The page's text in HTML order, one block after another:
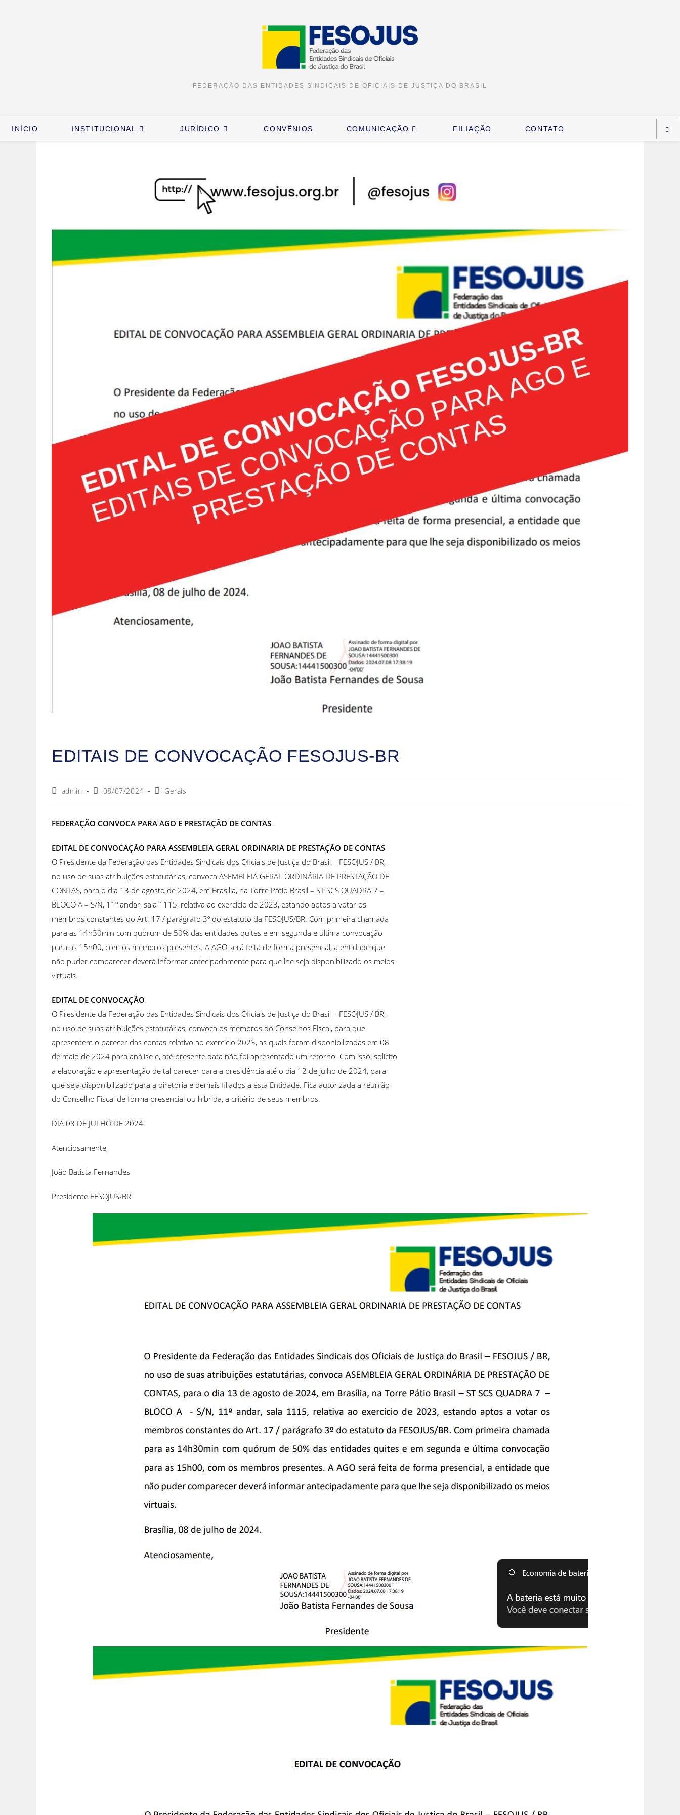
FEDERAÇÃO DAS ENTIDADES SINDICAIS DE OFICIAIS DE JUSTIÇA DO BRASIL
INÍCIO INSTITUCIONAL JURÍDICO CONVÊNIOS COMUNICAÇÃO FILIAÇÃO CONTATO
EDITAIS DE CONVOCAÇÃO FESOJUS-BR
admin 08/07/2024 Gerais
FEDERAÇÃO CONVOCA PARA AGO E PRESTAÇÃO DE CONTAS.
EDITAL DE CONVOCAÇÃO PARA ASSEMBLEIA GERAL ORDINARIA DE PRESTAÇÃO DE CONTAS
O Presidente da Federação das Entidades Sindicais dos Oficiais de Justiça do Brasil – FESOJUS / BR,
no uso de suas atribuições estatutárias, convoca ASEMBLEIA GERAL ORDINÁRIA DE PRESTAÇÃO DE
CONTAS, para o dia 13 de agosto de 2024, em Brasília, na Torre Pátio Brasil – ST SCS QUADRA 7 –
BLOCO A – S/N, 11º andar, sala 1115, relativa ao exercício de 2023, estando aptos a votar os
membros constantes do Art. 17 / parágrafo 3º do estatuto da FESOJUS/BR. Com primeira chamada
para as 14h30min com quórum de 50% das entidades quites e em segunda e última convocação
para as 15h00, com os membros presentes. A AGO será feita de forma presencial, a entidade que
não puder comparecer deverá informar antecipadamente para que lhe seja disponibilizado os meios
virtuais.
EDITAL DE CONVOCAÇÃO
O Presidente da Federação das Entidades Sindicais dos Oficiais de Justiça do Brasil – FESOJUS / BR,
no uso de suas atribuições estatutárias, convoca os membros do Conselhos Fiscal, para que
apresentem o parecer das contas relativo ao exercício 2023, as quais foram disponibilizadas em 08
de maio de 2024 para análise e, até presente data não foi apresentado um retorno. Com isso, solicito
a elaboração e apresentação de tal parecer para a presidência até o dia 12 de julho de 2024, para
que seja disponibilizado para a diretoria e demais filiados a esta Entidade. Fica autorizada a reunião
do Conselho Fiscal de forma presencial ou hibrida, a critério de seus membros.
DIA 08 DE JULHO DE 2024.
Atenciosamente,
João Batista Fernandes
Presidente FESOJUS-BR